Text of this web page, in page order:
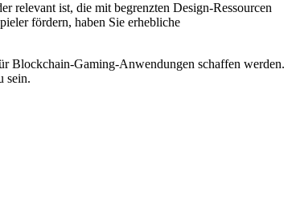
relevant ist, die mit begrenzten Design-Ressourcen
fördern, haben Sie erhebliche
Blockchain-Gaming-Anwendungen schaffen werden.
sein.